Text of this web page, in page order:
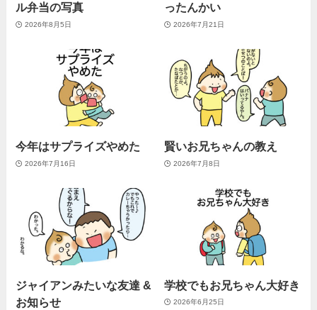
ル弁当の写真
2026年8月5日
ったんかい
2026年7月21日
今年はサプライズやめた
2026年7月16日
賢いお兄ちゃんの教え
2026年7月8日
ジャイアンみたいな友達 &
お知らせ
学校でもお兄ちゃん大好き
2026年6月25日